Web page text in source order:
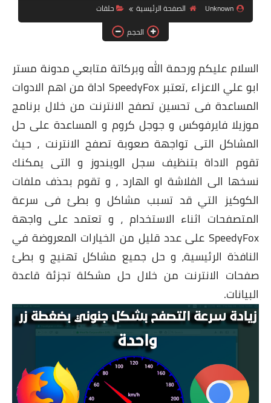
ويندوز 8.1
ويندوز 7
ويندوز xp
اندرويد
ايفون
العاب
مراجعات
الربح من الانترنت
الحماية
Unknown الصفحة الرئيسية
حلقات
الحجم
السلام عليكم ورحمة الله وبركاتة متابعي مدونة مستر
ابو علي الاعزاء ،تعتبر SpeedyFox اداة من اهم الادوات
المساعدة فى تحسين تصفح الانترنت من خلال برنامج
موزيلا فايرفوكس و جوجل كروم و المساعدة على حل
المشاكل التى تواجهة صعوبة تصفح الانترنت ، حيث
تقوم الاداة بتنظيف سجل الويندوز و التى يمكنك
نسخها الى الفلاشة او الهارد ، و تقوم بحذف ملفات
الكوكيز التي قد تسبب مشاكل و بطئ فى سرعة
المتصفحات اثناء الاستخدام ، و تعتمد على واجهة
SpeedyFox على عدد قليل من الخيارات المعروضة في
النافذة الرئيسية، و حل جميع مشاكل تهنيج و بطئ
صفحات الانترنت من خلال حل مشكلة تجزئة قاعدة
البيانات.